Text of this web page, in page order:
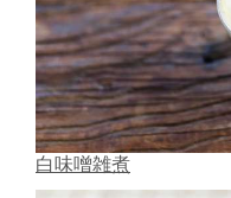
白味噌雑煮